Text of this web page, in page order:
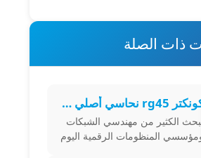
ذات الصلة
كونكتر rg45 نحاسي أصلي يضمن أعلى سرعة لنقل بيانات الشبكة
الكثير من مهندسي الشبكات
المنظومات الرقمية اليوم